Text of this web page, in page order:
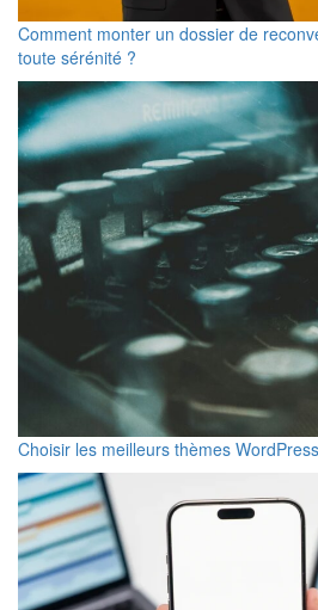
Comment monter un dossier de
toute sérénité ?
Choisir les meilleurs thèmes